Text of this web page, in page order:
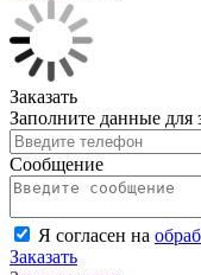
Заказать
Заполните данные для
Сообщение
Я согласен на
Заказать